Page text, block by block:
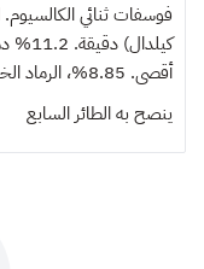
فوسفات ثنائي الكالسيوم.
أقصى. 8.85%، الرماد الخام كحد أقصى. 4.4%، الرطوبة كحد أقصى
ينصح بهالطائر السابع